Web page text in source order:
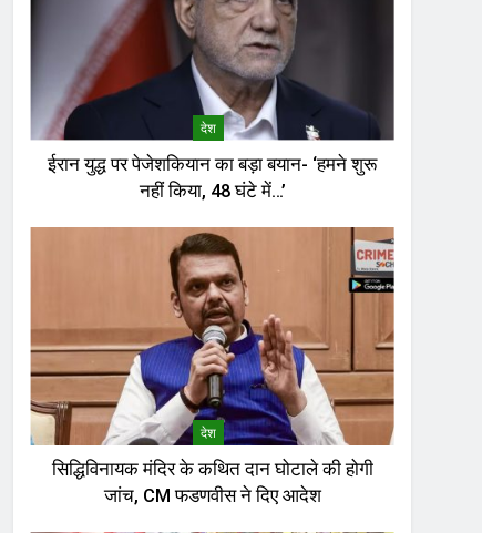
देश
ईरान युद्ध पर पेजेशकियान का बड़ा बयान- ‘हमने शुरू
नहीं किया, 48 घंटे में…’
देश
सिद्धिविनायक मंदिर के कथित दान घोटाले की होगी
जांच, CM फडणवीस ने दिए आदेश